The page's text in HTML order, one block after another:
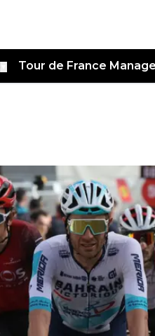
Tour de France